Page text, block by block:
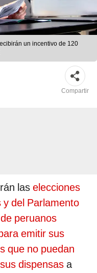
un incentivo de 120
Compartir
las elecciones
del Parlamento
peruanos
emitir sus
que no puedan
dispensas a